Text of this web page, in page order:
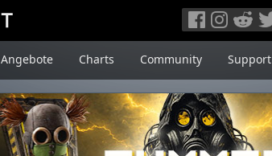
Angebote Charts Community Support